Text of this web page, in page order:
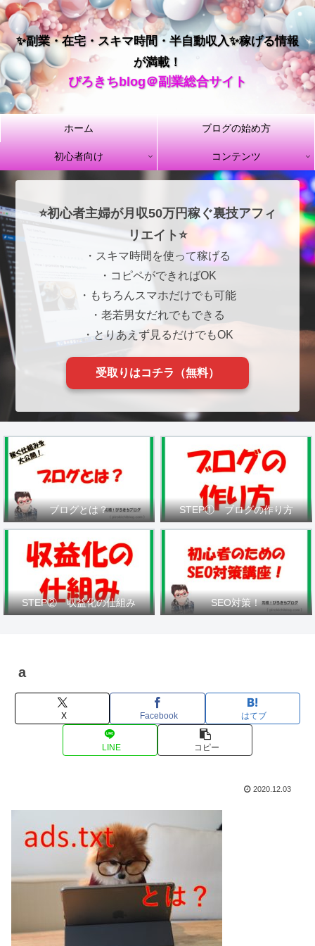
✨副業・在宅・スキマ時間・半自動収入✨稼げる情報
が満載！
ぴろきちblog＠副業総合サイト
ホーム ブログの始め方
初心者向け コンテンツ
⭐初心者主婦が月収50万円稼ぐ裏技アフィ
リエイト⭐
・スキマ時間を使って稼げる
・コピペができればOK
・もちろんスマホだけでも可能
・老若男女だれでもできる
・とりあえず見るだけでもOK
受取りはコチラ（無料）
ブログとは？ STEP① ブログの作り方
STEP② 収益化の仕組み SEO対策！
a
X Facebook はてブ
LINE コピー
2020.12.03